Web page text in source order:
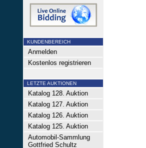
KUNDENBEREICH
Anmelden
Kostenlos registrieren
LETZTE AUKTIONEN
Katalog 128. Auktion
Katalog 127. Auktion
Katalog 126. Auktion
Katalog 125. Auktion
Automobil-Sammlung
Gottfried Schultz